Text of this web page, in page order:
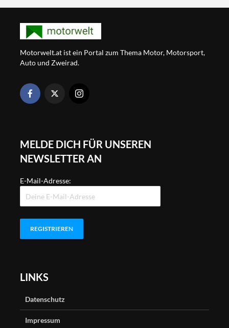
Motorwelt.at ist ein Portal zum Thema Motor, Motorsport,
Auto und Zweirad.
MELDE DICH FÜR UNSEREN
NEWSLETTER AN
E-Mail-Adresse:
LINKS
Datenschutz
Impressum